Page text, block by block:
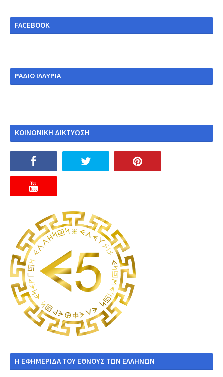
FACEBOOK
ΡΑΔΙΟ ΙΛΛΥΡΙΑ
ΚΟΙΝΩΝΙΚΗ ΔΙΚΤΥΩΣΗ
Η ΕΦΗΜΕΡΙΔΑ ΤΟΥ ΕΘΝΟΥΣ ΤΩΝ ΕΛΛΗΝΩΝ